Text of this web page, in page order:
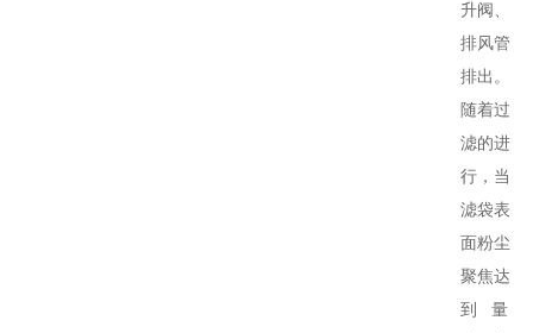
升阀、
排风管
排出。
随着过
滤的进
行，当
滤袋表
面粉尘
聚焦达
到 量